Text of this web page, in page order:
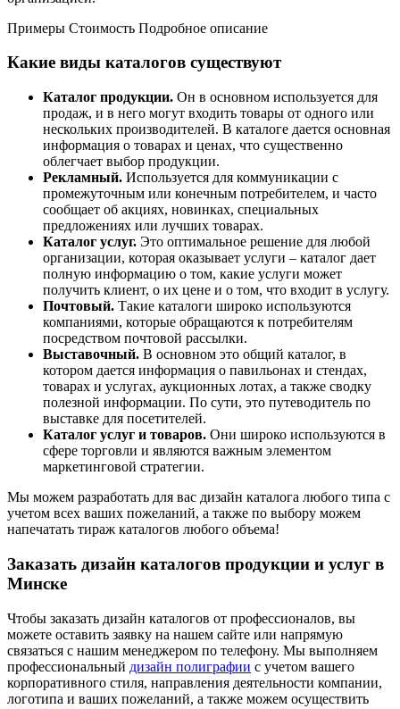
Примеры Стоимость Подробное описание
Какие виды каталогов существуют
Каталог продукции. Он в основном используется для
продаж, и в него могут входить товары от одного или
нескольких производителей. В каталоге дается основная
информация о товарах и ценах, что существенно
облегчает выбор продукции.
Рекламный. Используется для коммуникации с
промежуточным или конечным потребителем, и часто
сообщает об акциях, новинках, специальных
предложениях или лучших товарах.
Каталог услуг. Это оптимальное решение для любой
организации, которая оказывает услуги – каталог дает
полную информацию о том, какие услуги может
получить клиент, о их цене и о том, что входит в услугу.
Почтовый. Такие каталоги широко используются
компаниями, которые обращаются к потребителям
посредством почтовой рассылки.
Выставочный. В основном это общий каталог, в
котором дается информация о павильонах и стендах,
товарах и услугах, аукционных лотах, а также сводку
полезной информации. По сути, это путеводитель по
выставке для посетителей.
Каталог услуг и товаров. Они широко используются в
сфере торговли и являются важным элементом
маркетинговой стратегии.
Мы можем разработать для вас дизайн каталога любого типа с
учетом всех ваших пожеланий, а также по выбору можем
напечатать тираж каталогов любого объема!
Заказать дизайн каталогов продукции и услуг в
Минске
Чтобы заказать дизайн каталогов от профессионалов, вы
можете оставить заявку на нашем сайте или напрямую
связаться с нашим менеджером по телефону. Мы выполняем
профессиональный дизайн полиграфии с учетом вашего
корпоративного стиля, направления деятельности компании,
логотипа и ваших пожеланий, а также можем осуществить